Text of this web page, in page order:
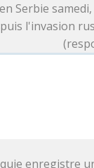
Serbie
l'invasion
enregistre